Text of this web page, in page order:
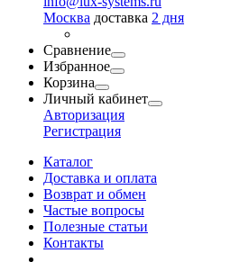
Москва доставка 2 дня
Сравнение
Избранное
Корзина
Личный кабинет
Авторизация
Регистрация
Каталог
Доставка и оплата
Возврат и обмен
Частые вопросы
Полезные статьи
Контакты